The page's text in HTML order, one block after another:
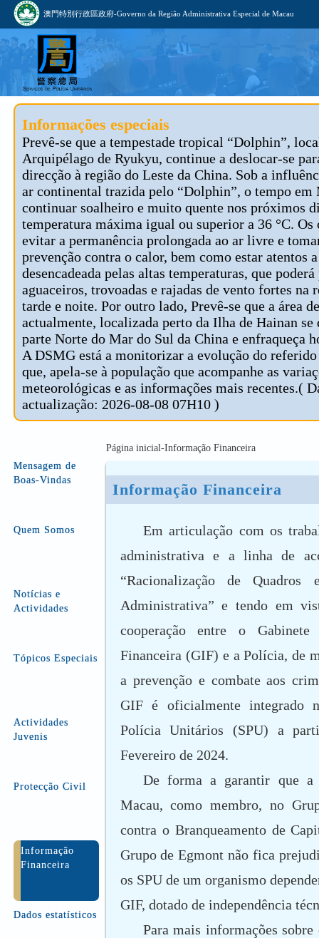
澳門特別行政區政府-Governo da Região Administrativa Especial de Macau
Informações especiais
Prevê-se que a tempestade tropical “Dolphin”,
Arquipélago de Ryukyu, continue a deslocar-se
direcção à região do Leste da China. Sob a
ar continental trazida pelo “Dolphin”, o tempo em
continuar soalheiro e muito quente nos próximos
temperatura máxima igual ou superior a 36 °C. Os
evitar a permanência prolongada ao ar livre e
prevenção contra o calor, bem como estar atentos
desencadeada pelas altas temperaturas, que
aguaceiros, trovoadas e rajadas de vento fortes na
tarde e noite. Por outro lado, Prevê-se que a área
actualmente, localizada perto da Ilha de Hainan se
parte Norte do Mar do Sul da China e enfraqueça
A DSMG está a monitorizar a evolução do
que, apela-se à população que acompanhe as
meteorológicas e as informações mais recentes.(
actualização: 2026-08-08 07H10 )
Mensagem de
Boas-Vindas
Quem Somos
Notícias e
Actividades
Tópicos Especiais
Actividades
Juvenis
Protecção Civil
Informação
Financeira
Dados estatísticos
Página inicial-Informação Financeira
Informação Financeira
Em articulação com os
administrativa e a linha de
“Racionalização de Quadros
Administrativa” e tendo em
cooperação entre o
Financeira (GIF) e a Polícia, de
a prevenção e combate aos
GIF é oficialmente integrado
Polícia Unitários (SPU) a
Fevereiro de 2024.
De forma a garantir que a
Macau, como membro, no
contra o Branqueamento de
Grupo de Egmont não fica
os SPU de um organismo
GIF, dotado de independência
Para mais informações